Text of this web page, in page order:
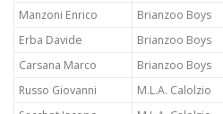
Manzoni Enrico
Brianzoo Boys
Erba Davide
Brianzoo Boys
Carsana Marco
Brianzoo Boys
Russo Giovanni
M.L.A. Calolzio